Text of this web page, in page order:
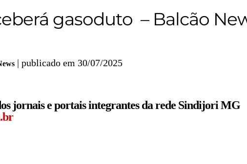
gasoduto – Balcão
| publicado em 30/07/2025
jornais e portais integrantes da rede Sindijori MG